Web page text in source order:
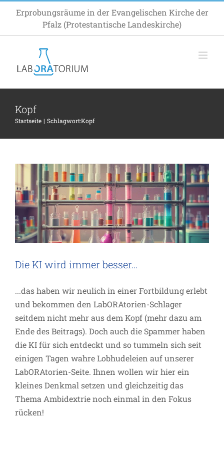
springen
Erprobungsräume in der Evangelischen Kirche der
Pfalz (Protestantische Landeskirche)
Kopf
Startseite Schlagwort:Kopf
Die KI wird immer besser…
...das haben wir neulich in einer Fortbildung erlebt
und bekommen den LabORAtorien-Schlager
seitdem nicht mehr aus dem Kopf (mehr dazu am
Ende des Beitrags). Doch auch die Spammer haben
die KI für sich entdeckt und so tummeln sich seit
einigen Tagen wahre Lobhudeleien auf unserer
LabORAtorien-Seite. Ihnen wollen wir hier ein
kleines Denkmal setzen und gleichzeitig das
Thema Ambidextrie noch einmal in den Fokus
rücken!